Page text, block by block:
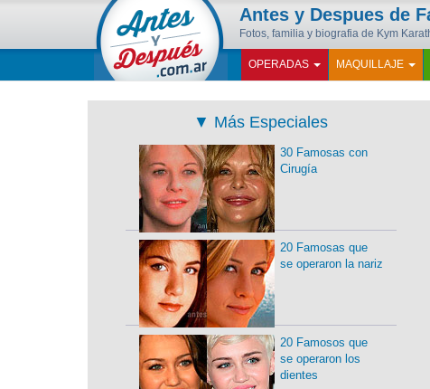
Antes y Despues de
Fotos, familia y biografia de Kym
OPERADAS MAQUILLAJE
▼ Más Especiales
30 Famosas con
Cirugía
20 Famosas que
se operaron la nariz
20 Famosos que
se operaron los
dientes